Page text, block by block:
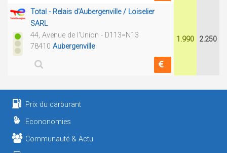
Total - Relais d'Aubergenville / Loiselier
SARL
44, Avenue de l'Union - D113=N13
78410 Aubergenville
1.990 2.250
Prix du carburant
Econonomies
Communauté & Actu